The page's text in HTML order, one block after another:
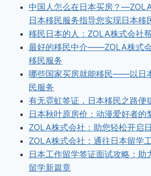
中国人怎么在日本买房？
日本移民服务指导您实现日本移
移民日本的人：ZOLA株式会社
最好的移民中介——ZOLA株式
移民服务
哪些国家买房就能移民——以日
民服务
有无霓虹签证，日本移民之路便
日本秋叶原房价：动漫爱好者的
ZOLA株式会社：助您轻松开启
ZOLA株式会社：通往日本留学
日本工作留学签证面试攻略：助
留学新篇章